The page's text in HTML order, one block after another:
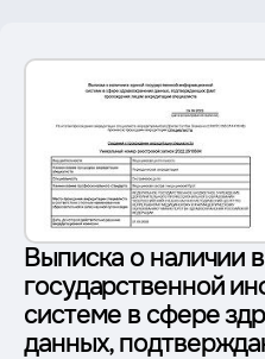
Выписка о наличии
государственной
системе в сфере
данных,